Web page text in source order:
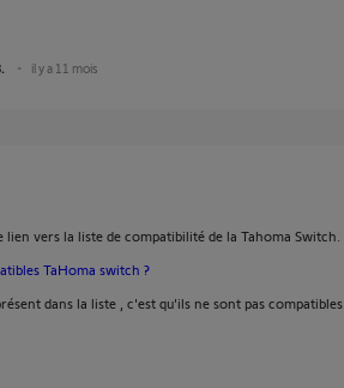
il y a 11 mois
lien vers la liste de compatibilité de la Tahoma Switch.
TaHoma switch ?
dans la liste , c'est qu'ils ne sont pas compatibles.